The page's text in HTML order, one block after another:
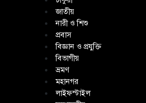
জাতীয়
নারী ও শিশু
প্রবাস
বিজ্ঞান ও প্রযুক্তি
বিভাগীয়
ভ্রমণ
মহানগর
লাইফস্টাইল